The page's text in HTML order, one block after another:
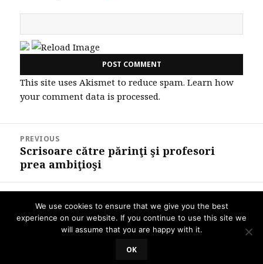
This site uses Akismet to reduce spam.Learn how
your comment data is processed.
navigation
PREVIOUS
Previous
post:
Scrisoare către părinţi şi profesori
prea ambiţioşi
Next
post:
Predarea intuitivă – alte aspecte şi
exemple
We use cookies to ensure that we give you the best
experience on our website. If you continue to use this site we
will assume that you are happy with it.
OK